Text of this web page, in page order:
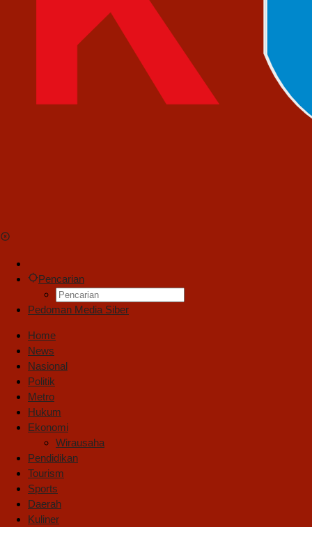
Pencarian
Pedoman Media Siber
Home
News
Nasional
Politik
Metro
Hukum
Ekonomi
Wirausaha
Pendidikan
Tourism
Sports
Daerah
Kuliner